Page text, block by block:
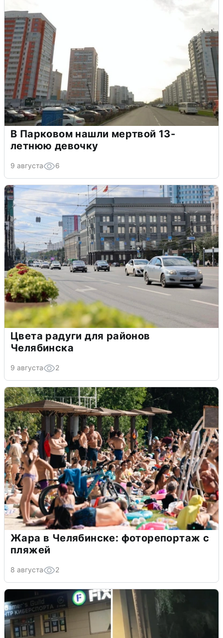
В Парковом нашли мертвой 13-
летнюю девочку
9 августа 6
Цвета радуги для районов
Челябинска
9 августа 2
Жара в Челябинске: фоторепортаж с
пляжей
8 августа 2